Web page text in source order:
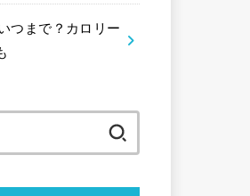
つまで？カロリー